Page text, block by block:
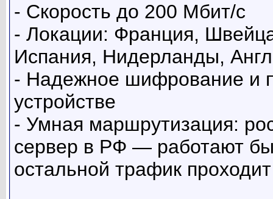
- Скорость до 200 Мбит/с
- Локации: Франция,
Испания, Нидерланды,
- Надежное шифрование и
устройстве
- Умная маршрутизация:
сервер в РФ — работают
остальной трафик